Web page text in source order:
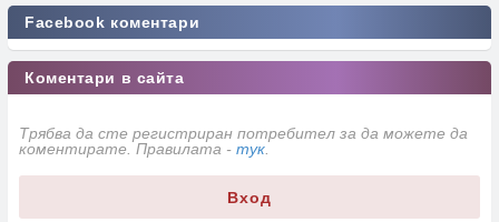
Facebook коментари
Коментари в сайта
Трябва да сте регистриран потребител за да можете да
коментирате. Правилата - тук
Вход